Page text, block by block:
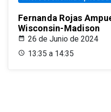
Fernanda Rojas
Wisconsin-Madison
26 de Junio de 2024
13:35 a 14:35